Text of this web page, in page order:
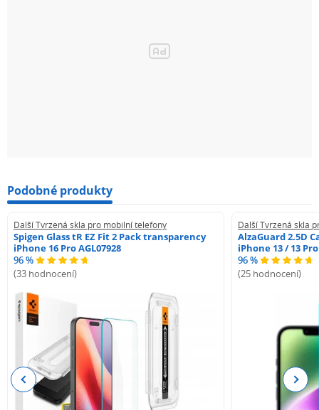
Podobné produkty
Další Tvrzená skla pro mobilní telefony
Spigen Glass tR EZ Fit 2 Pack transparency
iPhone 16 Pro AGL07928
96 %
(33 hodnocení)
Další Tvrzená skla
AlzaGuard 2.5D
iPhone 13 / 13 Pro
96 %
(25 hodnocení)
Previous Next